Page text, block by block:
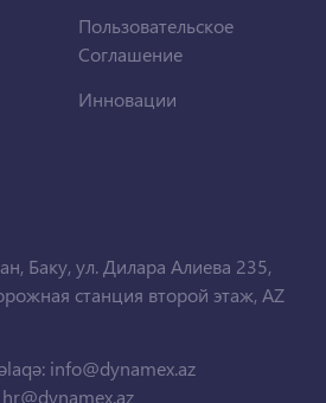
Пользовательское
Соглашение
Инновации
Баку, ул. Дилара Алиева 235,
станция второй этаж, AZ
info@dynamex.az
hr@dynamex.az